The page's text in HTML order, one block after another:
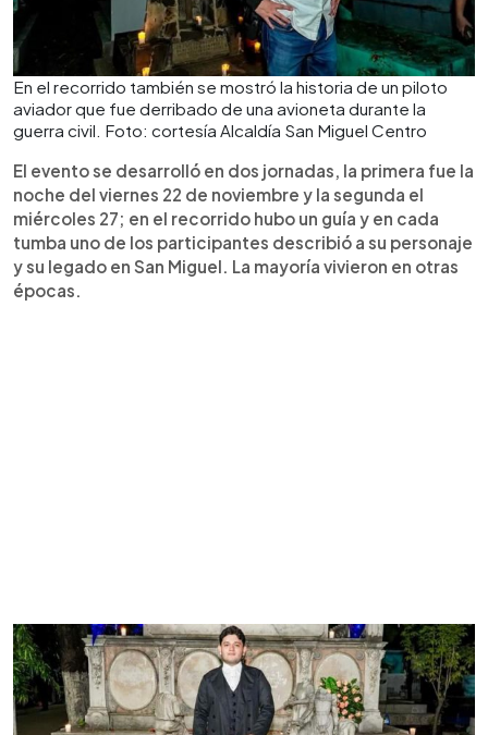
En el recorrido también se mostró la historia de un piloto
aviador que fue derribado de una avioneta durante la
guerra civil. Foto: cortesía Alcaldía San Miguel Centro
El evento se desarrolló en dos jornadas, la primera fue la
noche del viernes 22 de noviembre y la segunda el
miércoles 27; en el recorrido hubo un guía y en cada
tumba uno de los participantes describió a su personaje
y su legado en San Miguel. La mayoría vivieron en otras
épocas.